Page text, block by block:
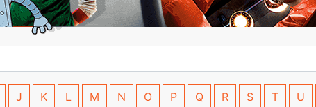
J K L M N O P Q R S T U